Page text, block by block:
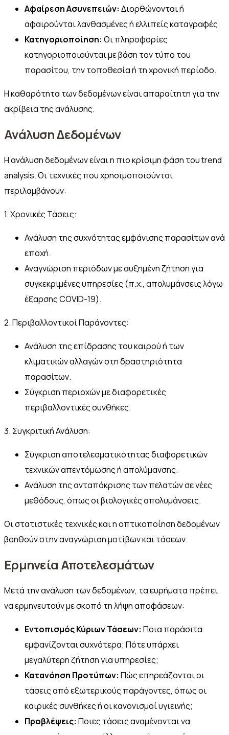
Αφαίρεση Ασυνεπειών: Διορθώνονται ή
αφαιρούνται λανθασμένες ή ελλιπείς καταγραφές.
Κατηγοριοποίηση: Οι πληροφορίες
κατηγοριοποιούνται με βάση τον τύπο του
παρασίτου, την τοποθεσία ή τη χρονική περίοδο.
Η καθαρότητα των δεδομένων είναι απαραίτητη για την
ακρίβεια της ανάλυσης.
Ανάλυση Δεδομένων
Η ανάλυση δεδομένων είναι η πιο κρίσιμη φάση του trend
analysis. Οι τεχνικές που χρησιμοποιούνται
περιλαμβάνουν:
1. Χρονικές Τάσεις:
Ανάλυση της συχνότητας εμφάνισης παρασίτων ανά
εποχή.
Αναγνώριση περιόδων με αυξημένη ζήτηση για
συγκεκριμένες υπηρεσίες (π.χ., απολυμάνσεις λόγω
έξαρσης COVID-19).
2. Περιβαλλοντικοί Παράγοντες:
Ανάλυση της επίδρασης του καιρού ή των
κλιματικών αλλαγών στη δραστηριότητα
παρασίτων.
Σύγκριση περιοχών με διαφορετικές
περιβαλλοντικές συνθήκες.
3. Συγκριτική Ανάλυση:
Σύγκριση αποτελεσματικότητας διαφορετικών
τεχνικών απεντόμωσης ή απολύμανσης.
Ανάλυση της ανταπόκρισης των πελατών σε νέες
μεθόδους, όπως οι βιολογικές απολυμάνσεις.
Οι στατιστικές τεχνικές και η οπτικοποίηση δεδομένων
βοηθούν στην αναγνώριση μοτίβων και τάσεων.
Ερμηνεία Αποτελεσμάτων
Μετά την ανάλυση των δεδομένων, τα ευρήματα πρέπει
να ερμηνευτούν με σκοπό τη λήψη αποφάσεων:
Εντοπισμός Κύριων Τάσεων: Ποια παράσιτα
εμφανίζονται συχνότερα; Πότε υπάρχει
μεγαλύτερη ζήτηση για υπηρεσίες;
Κατανόηση Προτύπων: Πώς επηρεάζονται οι
τάσεις από εξωτερικούς παράγοντες, όπως οι
καιρικές συνθήκες ή οι κανονισμοί υγιεινής;
Προβλέψεις: Ποιες τάσεις αναμένονται να